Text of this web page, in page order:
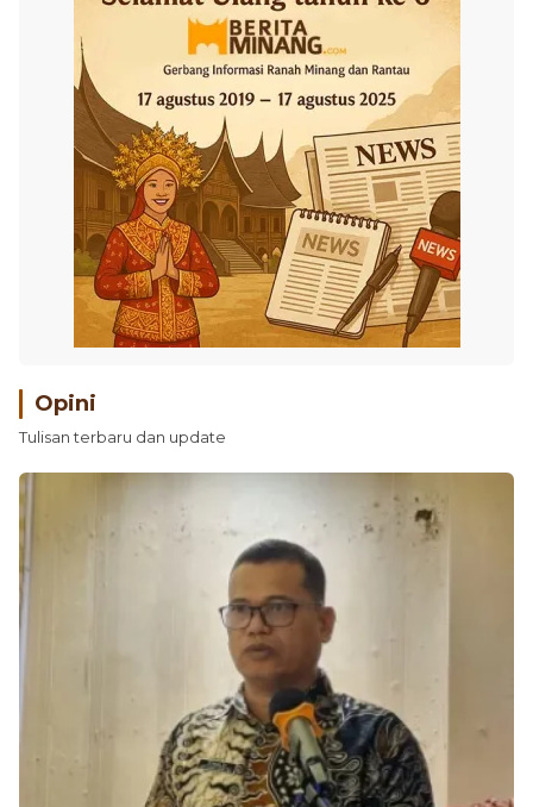
Opini
Tulisan terbaru dan update